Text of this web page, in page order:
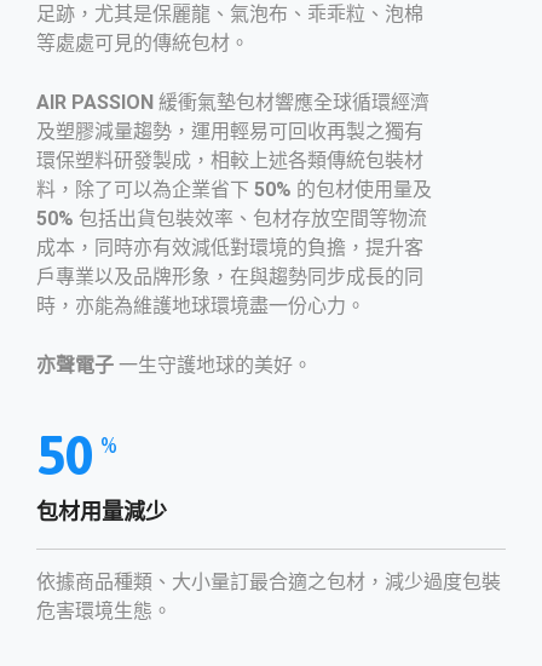
足跡，尤其是保麗龍、氣泡布、乖乖粒、泡棉
等處處可見的傳統包材。
AIR PASSION 緩衝氣墊包材響應全球循環經濟
及塑膠減量趨勢，運用輕易可回收再製之獨有
環保塑料研發製成，相較上述各類傳統包裝材
料，除了可以為企業省下 50% 的包材使用量及
50% 包括出貨包裝效率、包材存放空間等物流
成本，同時亦有效減低對環境的負擔，提升客
戶專業以及品牌形象，在與趨勢同步成長的同
時，亦能為維護地球環境盡一份心力。
亦聲電子 一生守護地球的美好。
50 %
包材用量減少
依據商品種類、大小量訂最合適之包材，減少過度包裝
危害環境生態。